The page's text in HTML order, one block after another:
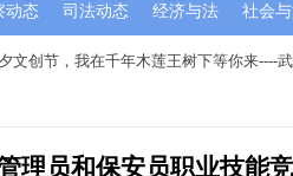
创节，我在千年木莲王树下等你来----武
动态 司法动态 经济与法 社会
理员和保安员职业技能